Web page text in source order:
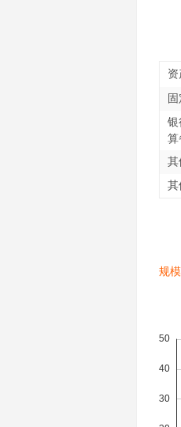
资
银
算
其
其
规